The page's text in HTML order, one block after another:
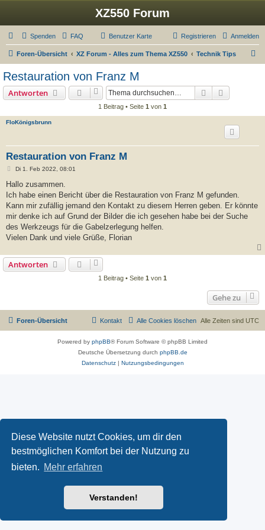
Diese Website nutzt Cookies, um dir den
bestmöglichen Komfort bei der Nutzung zu
bieten. Mehr erfahren
Verstanden!
XZ550 Forum
Spenden FAQ Benutzer Karte Anmelden
Registrieren
Foren-Übersicht XZ Forum - Alles zum Thema XZ550 Technik Tips
Restauration von Franz M
Antworten Suche
1 Beitrag • Seite 1 von 1
FloKönigsbrunn
Restauration von Franz M
B
i
r
a
Di 1. Feb 2022, 08:01
Hallo zusammen.
Ich habe einen Bericht über die Restauration von Franz M gefunden.
Kann mir zufällig jemand den Kontakt zu diesem Herren geben. Er könnte
mir denke ich auf Grund der Bilder die ich gesehen habe bei der Suche
des Werkzeugs für die Gabelzerlegung helfen.
Vielen Dank und viele Grüße, Florian
Antworten
1 Beitrag • Seite 1 von 1
Gehe zu
Foren-Übersicht Alle Zeiten sind UTC
Alle Cookies löschen
Kontakt
Powered by phpBB® Forum Software © phpBB Limited
Deutsche Übersetzung durch phpBB.de
Datenschutz| Nutzungsbedingungen